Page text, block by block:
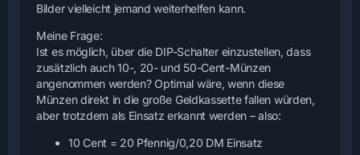
Bilder vielleicht jemand weiterhelfen kann.
Meine Frage:
Ist es möglich, über die DIP-Schalter einzustellen, dass
zusätzlich auch 10-, 20- und 50-Cent-Münzen
angenommen werden? Optimal wäre, wenn diese
Münzen direkt in die große Geldkassette fallen würden,
aber trotzdem als Einsatz erkannt werden – also:
10 Cent = 20 Pfennig/0,20 DM Einsatz